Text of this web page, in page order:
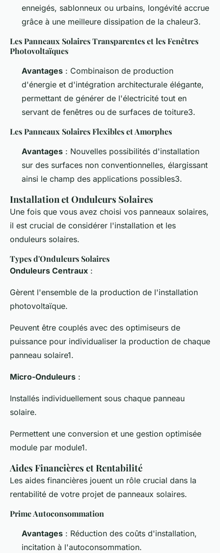
enneigés, sablonneux ou urbains, longévité accrue
grâce à une meilleure dissipation de la chaleur3.
Les Panneaux Solaires Transparentes et les Fenêtres
Photovoltaïques
Avantages : Combinaison de production
d'énergie et d'intégration architecturale élégante,
permettant de générer de l'électricité tout en
servant de fenêtres ou de surfaces de toiture3.
Les Panneaux Solaires Flexibles et Amorphes
Avantages : Nouvelles possibilités d'installation
sur des surfaces non conventionnelles, élargissant
ainsi le champ des applications possibles3.
Installation et Onduleurs Solaires
Une fois que vous avez choisi vos panneaux solaires,
il est crucial de considérer l'installation et les
onduleurs solaires.
Types d'Onduleurs Solaires
Onduleurs Centraux :
Gèrent l'ensemble de la production de l'installation
photovoltaïque.
Peuvent être couplés avec des optimiseurs de
puissance pour individualiser la production de chaque
panneau solaire1.
Micro-Onduleurs :
Installés individuellement sous chaque panneau
solaire.
Permettent une conversion et une gestion optimisée
module par module1.
Aides Financières et Rentabilité
Les aides financières jouent un rôle crucial dans la
rentabilité de votre projet de panneaux solaires.
Prime Autoconsommation
Avantages : Réduction des coûts d'installation,
incitation à l'autoconsommation.